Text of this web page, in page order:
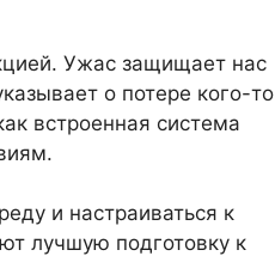
Ужас защищает нас
о потере кого-то
встроенная система
и настраиваться к
лучшую подготовку к